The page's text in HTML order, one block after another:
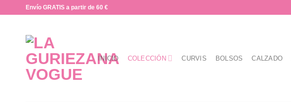
Envío GRATIS a partir de 60 €
INICIO COLECCIÓN CURVIS BOLSOS CALZADO